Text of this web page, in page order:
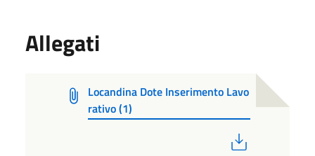
Allegati
Locandina Dote Inserimento Lavo
rativo (1)